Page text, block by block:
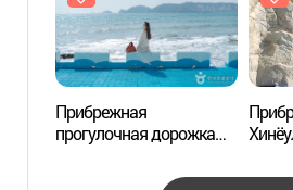
Прибрежная
прогулочная дорожка